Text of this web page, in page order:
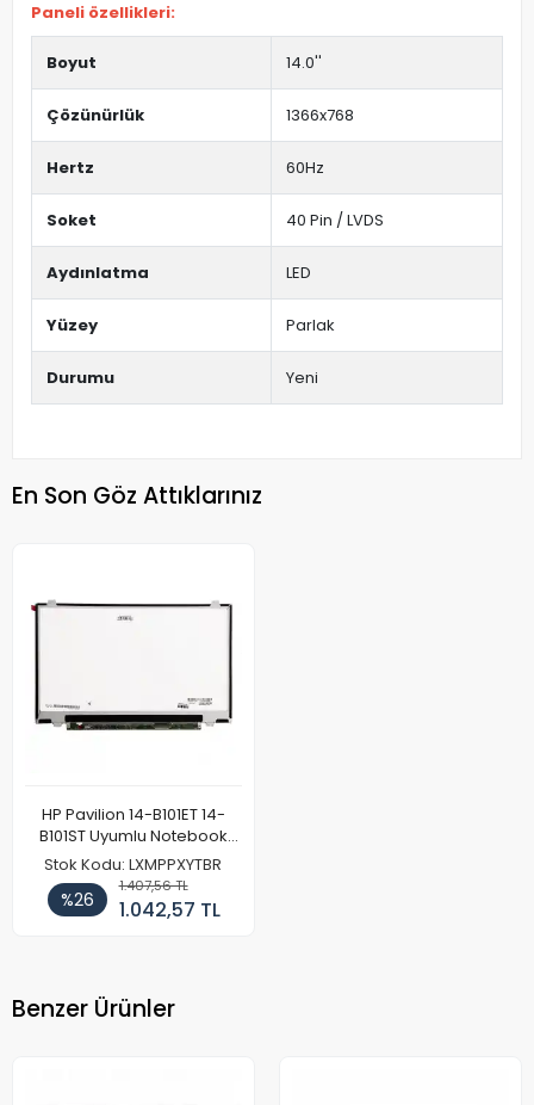
Paneli özellikleri:
Boyut 14.0''
Çözünürlük 1366x768
Hertz 60Hz
Soket 40 Pin / LVDS
Aydınlatma LED
Yüzey Parlak
Durumu Yeni
En Son Göz Attıklarınız
HP Pavilion 14-B101ET 14-
B101ST Uyumlu Notebook
Ekran Paneli
Stok Kodu: LXMPPXYTBR
%26
1.407,56 TL
1.042,57 TL
Benzer Ürünler